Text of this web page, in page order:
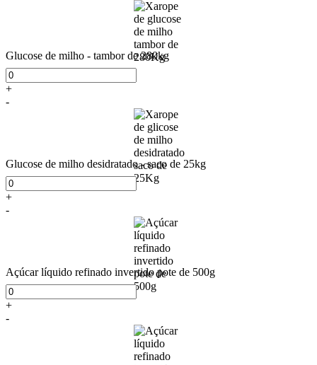
Glucose de milho - tambor de 280kg
+
-
Glucose de milho desidratado - saco de 25kg
+
-
Açúcar líquido refinado invertido pote de 500g
+
-